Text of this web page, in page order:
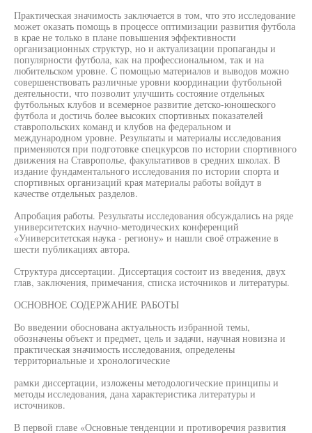
Практическая значимость заключается в том, что это исследование
может оказать помощь в процессе оптимизации развития футбола
в крае не только в плане повышения эффективности
организационных структур, но и актуализации пропаганды и
популярности футбола, как на профессиональном, так и на
любительском уровне. С помощью материалов и выводов можно
совершенствовать различные уровни координации футбольной
деятельности, что позволит улучшить состояние отдельных
футбольных клубов и всемерное развитие детско-юношеского
футбола и достичь более высоких спортивных показателей
ставропольских команд и клубов на федеральном и
международном уровне. Результаты и материалы исследования
применяются при подготовке спецкурсов по истории спортивного
движения на Ставрополье, факультативов в средних школах. В
издание фундаментального исследования по истории спорта и
спортивных организаций края материалы работы войдут в
качестве отдельных разделов.
Апробация работы. Результаты исследования обсуждались на ряде
университетских научно-методических конференций
«Университетская наука - региону» и нашли своё отражение в
шести публикациях автора.
Структура диссертации. Диссертация состоит из введения, двух
глав, заключения, примечания, списка источников и литературы.
ОСНОВНОЕ СОДЕРЖАНИЕ РАБОТЫ
Во введении обоснована актуальность избранной темы,
обозначены объект и предмет, цель и задачи, научная новизна и
практическая значимость исследования, определены
территориальные и хронологические
рамки диссертации, изложены методологические принципы и
методы исследования, дана характеристика литературы и
источников.
В первой главе «Основные тенденции и противоречия развития